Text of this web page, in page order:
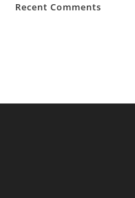
Recent Comments